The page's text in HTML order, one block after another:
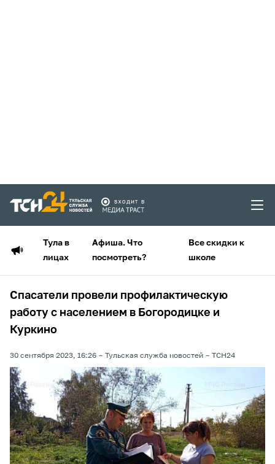
Тула в
лицах
Афиша. Что
посмотреть?
Все скидки к
школе
Спасатели провели профилактическую
работу с населением в Богородицке и
Куркино
30 сентября 2023, 16:26 Тульская служба новостей ТСН24